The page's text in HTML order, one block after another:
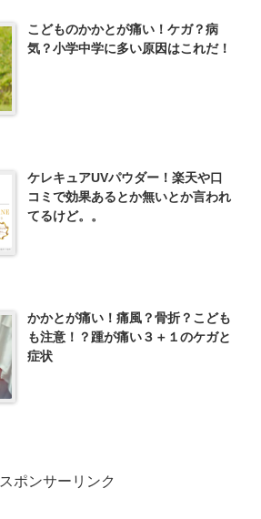
こどものかかとが痛い！ケガ？病
気？小学中学に多い原因はこれだ！
ケレキュアUVパウダー！楽天や口
コミで効果あるとか無いとか言われ
てるけど。。
かかとが痛い！痛風？骨折？こども
も注意！？踵が痛い３＋１のケガと
症状
スポンサーリンク